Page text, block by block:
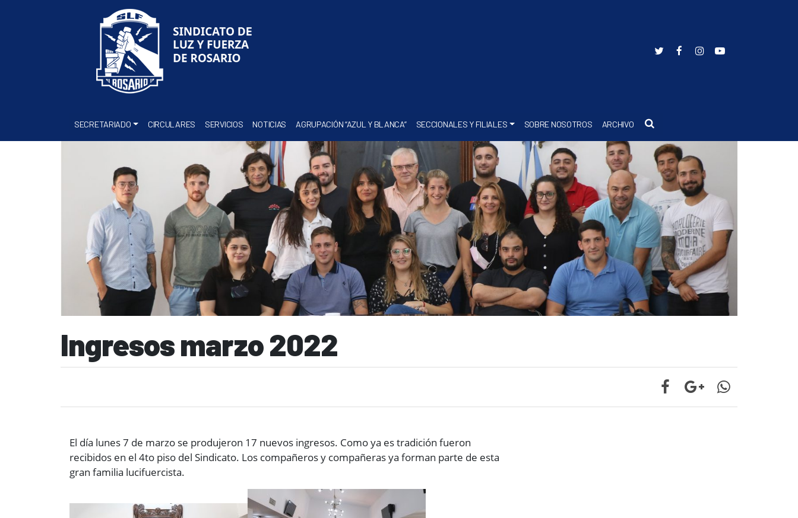
SECRETARIADO CIRCULARES SERVICIOS NOTICIAS AGRUPACIÓN “AZUL Y BLANCA” SECCIONALES Y FILIALES SOBRE NOSOTROS ARCHIVO Buscar
Ingresos marzo 2022
El día lunes 7 de marzo se produjeron 17 nuevos ingresos. Como ya es tradición fueron
recibidos en el 4to piso del Sindicato. Los compañeros y compañeras ya forman parte de esta
gran familia lucifuercista.